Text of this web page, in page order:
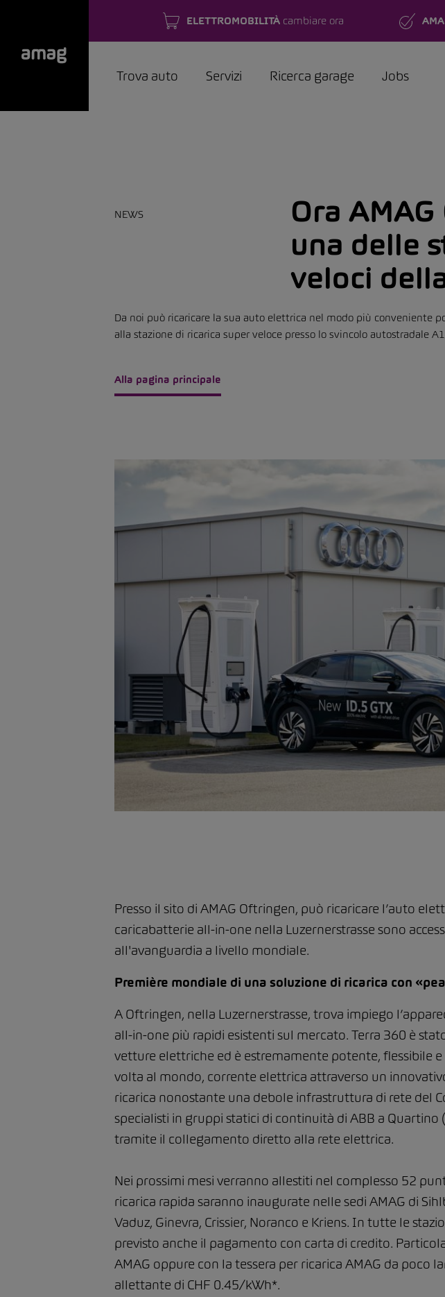
ELETTROMOBILITÀcambiare ora
Trova auto Servizi Ricerca garage Jobs
NEWS
Ora
una delle
veloci
Da noi può ricaricare la sua auto elettrica nel modo più conveniente
alla stazione di ricarica super veloce presso lo svincolo autostradale
Alla pagina principale
Presso il sito di AMAG Oftringen, può ricaricare l’auto
caricabatterie all-in-one nella Luzernerstrasse sono
all'avanguardia a livello mondiale.
Première mondiale di una soluzione di ricarica con
A Oftringen, nella Luzernerstrasse, trova impiego
all-in-one più rapidi esistenti sul mercato. Terra 360 è
vetture elettriche ed è estremamente potente, flessibile
volta al mondo, corrente elettrica attraverso un
ricarica nonostante una debole infrastruttura di rete del
specialisti in gruppi statici di continuità di ABB a
tramite il collegamento diretto alla rete elettrica.
Nei prossimi mesi verranno allestiti nel complesso 52
ricarica rapida saranno inaugurate nelle sedi AMAG di
Vaduz, Ginevra, Crissier, Noranco e Kriens. In tutte le
previsto anche il pagamento con carta di credito.
AMAG oppure con la tessera per ricarica AMAG da poco
allettante di CHF 0.45/kWh*.